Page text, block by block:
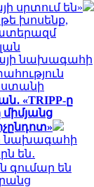
սրտում են»
խոսենք,
նախագահի
«TRIPP-ը
նախագահի
են․
գումար են